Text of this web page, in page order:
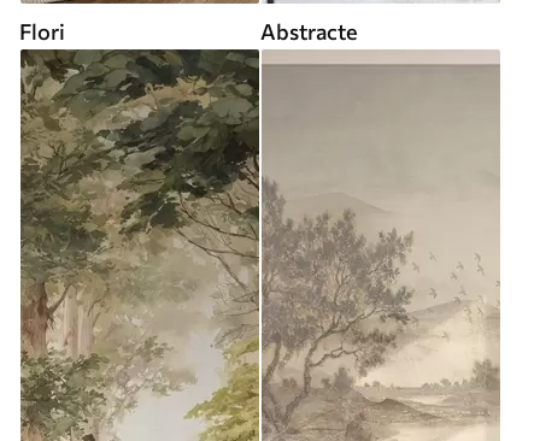
Flori Abstracte